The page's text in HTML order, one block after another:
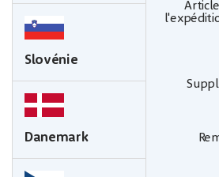
Slovénie
Danemark